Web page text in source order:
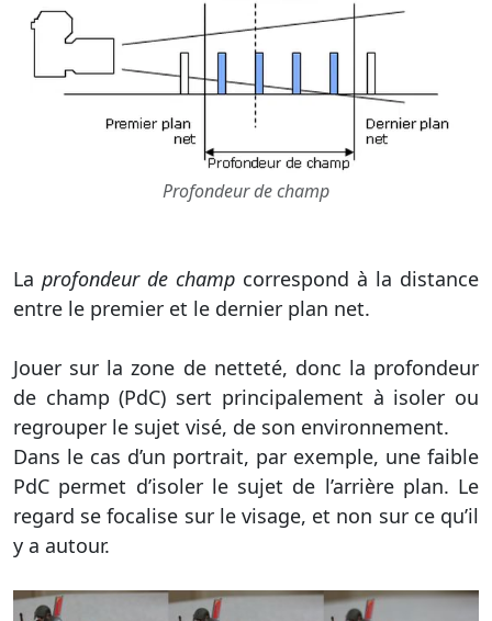
Profondeur de champ
La profondeur de champ correspond à la distance
entre le premier et le dernier plan net.
Jouer sur la zone de netteté, donc la profondeur
de champ (PdC) sert principalement à isoler ou
regrouper le sujet visé, de son environnement.
Dans le cas d’un portrait, par exemple, une faible
PdC permet d’isoler le sujet de l’arrière plan. Le
regard se focalise sur le visage, et non sur ce qu’il
y a autour.